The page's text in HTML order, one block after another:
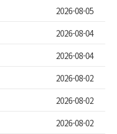
2026-08-05
2026-08-04
2026-08-04
2026-08-02
2026-08-02
2026-08-02